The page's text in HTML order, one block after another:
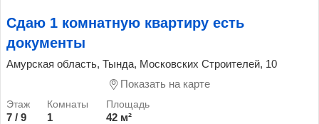
Сдаю 1 комнатную квартиру есть
документы
Амурская область, Тында, Московских Строителей, 10
Показать на карте
7 / 9 1
42 м²